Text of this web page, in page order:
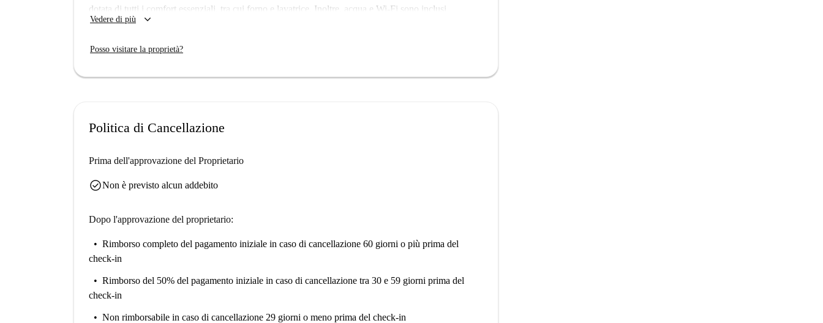
dotata di tutti i comfort essenziali, tra cui forno e lavatrice. Inoltre, acqua e Wi-Fi sono inclusi
nell'affitto, per una maggiore comodità. Sebbene non sia stato verificato personalmente da Spotahome,
loro annunci.
L'immobile si trova a Getafe, vicino a diverse attrazioni come l'Hospitalillo de San José e il Mural de
Vedere di più keyboard_arrow_down
Posso visitare la proprietà?
Politica di Cancellazione
Prima dell'approvazione del Proprietario
check_circleNon è previsto alcun addebito
Dopo l'approvazione del proprietario:
Rimborso completo del pagamento iniziale in caso di cancellazione 60 giorni o più prima del
check-in
Rimborso del 50% del pagamento iniziale in caso di cancellazione tra 30 e 59 giorni prima del
check-in
Non rimborsabile in caso di cancellazione 29 giorni o meno prima del check-in